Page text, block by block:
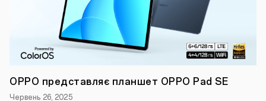
поєднанні
комфортом
протягом
усього
дня,
OPPO
Air4
OPPO представляє планшет OPPO Pad SE
Червень 26, 2025